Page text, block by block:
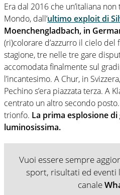
Era dal 2016 che un’italiana
Mondo, dall’ultimo exploit di
Moenchengladbach, in
(ri)colorare d’azzurro il cielo
stagione, tre nelle tre gare
accomodata finalmente sul
l’incantesimo. A Chur, in
Pechino s’era piazzata terza. A
centrato un altro secondo
trionfo. La prima esplosione
luminosissima.
Vuoi essere sempre
sport, risultati ed eventi
canale